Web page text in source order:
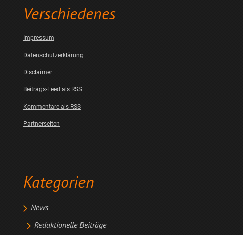
Verschiedenes
Impressum
Datenschutzerklärung
Disclaimer
Beitrags-Feed als RSS
Kommentare als RSS
Partnerseiten
Kategorien
News
Redaktionelle Beiträge